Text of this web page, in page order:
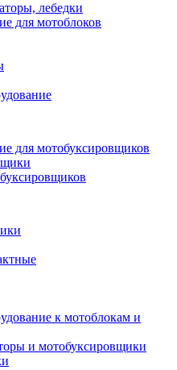
лебедки
для мотоблоков
для мотобуксировщиков
к мотоблокам и
и мотобуксировщики